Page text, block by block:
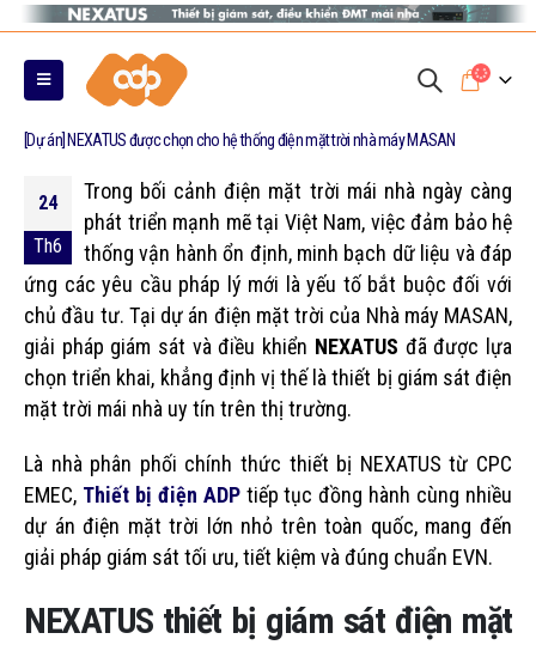
0
[Dự án] NEXATUS được chọn cho hệ thống điện mặt trời nhà máy MASAN
24
Th6
Trong bối cảnh điện mặt trời mái nhà ngày càng
phát triển mạnh mẽ tại Việt Nam, việc đảm bảo hệ
thống vận hành ổn định, minh bạch dữ liệu và đáp
ứng các yêu cầu pháp lý mới là yếu tố bắt buộc đối với
chủ đầu tư. Tại dự án điện mặt trời của Nhà máy MASAN,
giải pháp giám sát và điều khiển NEXATUS đã được lựa
chọn triển khai, khẳng định vị thế là thiết bị giám sát điện
mặt trời mái nhà uy tín trên thị trường.
Là nhà phân phối chính thức thiết bị NEXATUS từ CPC
EMEC, Thiết bị điện ADPtiếp tục đồng hành cùng nhiều
dự án điện mặt trời lớn nhỏ trên toàn quốc, mang đến
giải pháp giám sát tối ưu, tiết kiệm và đúng chuẩn EVN.
NEXATUS thiết bị giám sát điện mặt